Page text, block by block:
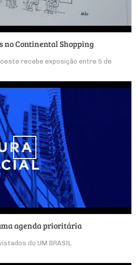
no Continental Shopping
recebe exposição entre 5 de
agenda prioritária
do UM BRASIL